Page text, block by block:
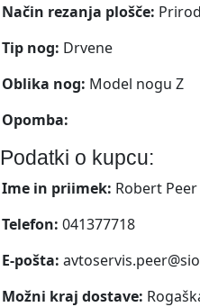
Način rezanja plošče:
Tip nog: Drvene
Oblika nog: Model nogu Z
Opomba:
Podatki o kupcu:
Ime in priimek: Robert Peer
Telefon: 041377718
E-pošta:
Možni kraj dostave: